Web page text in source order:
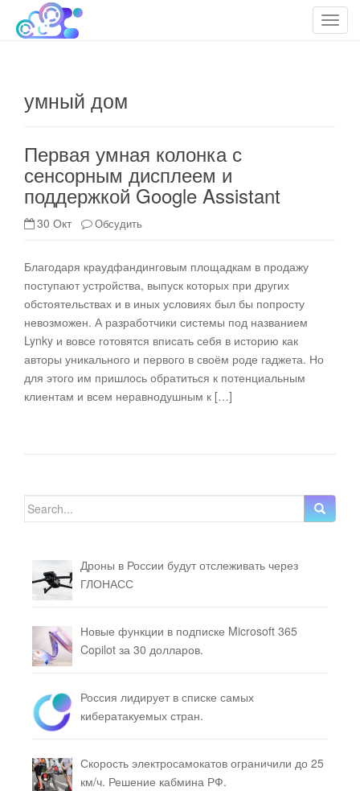
T
Облако технологий
cloudteh.ru
умный дом
Первая умная колонка с
сенсорным дисплеем и
поддержкой Google Assistant
30 Окт Обсудить
Благодаря краудфандинговым площадкам в продажу
поступают устройства, выпуск которых при других
обстоятельствах и в иных условиях был бы попросту
невозможен. А разработчики системы под названием
Lynky и вовсе готовятся вписать себя в историю как
авторы уникального и первого в своём роде гаджета. Но
для этого им пришлось обратиться к потенциальным
клиентам и всем неравнодушным к […]
Search for:
Дроны в России будут отслеживать через
ГЛОНАСС
Новые функции в подписке Microsoft 365
Copilot за 30 долларов.
Россия лидирует в списке самых
кибератакуемых стран.
Скорость электросамокатов ограничили до 25
км/ч. Решение кабмина РФ.